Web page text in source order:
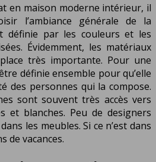
en maison moderne intérieur, il
l’ambiance générale de la
définie par les couleurs et les
Évidemment, les matériaux
très importante. Pour une
définie ensemble pour qu’elle
des personnes qui la compose.
sont souvent très accès vers
et blanches. Peu de designers
les meubles. Si ce n’est dans
de vacances.